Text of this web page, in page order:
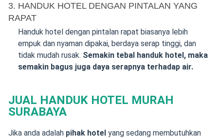
3. HANDUK HOTEL DENGAN PINTALAN YANG
RAPAT
Handuk hotel dengan pintalan rapat biasanya lebih
empuk dan nyaman dipakai, berdaya serap tinggi, dan
tidak mudah rusak. Semakin tebal handuk hotel, maka
semakin bagus juga daya serapnya terhadap air.
JUAL HANDUK HOTEL MURAH
SURABAYA
Jika anda adalah pihak hotelyang sedang membutuhkan